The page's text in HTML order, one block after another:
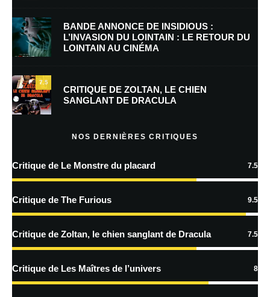
Enregistrer mon nom, mon e-mail et mon site dans le navigateur pour
mon prochain commentaire.
Prévenez-moi de tous les nouveaux commentaires par e-mail.
Prévenez-moi de tous les nouveaux articles par e-mail.
En savoir
traitées
BANDE ANNONCE DE INSIDIOUS :
L’INVASION DU LOINTAIN : LE RETOUR DU
LOINTAIN AU CINÉMA
7.5
CRITIQUE DE ZOLTAN, LE CHIEN
SANGLANT DE DRACULA
NOS DERNIÈRES CRITIQUES
Critique de Le Monstre du placard 7.5
Critique de The Furious 9.5
Critique de Zoltan, le chien sanglant de Dracula 7.5
Critique de Les Maîtres de l’univers 8